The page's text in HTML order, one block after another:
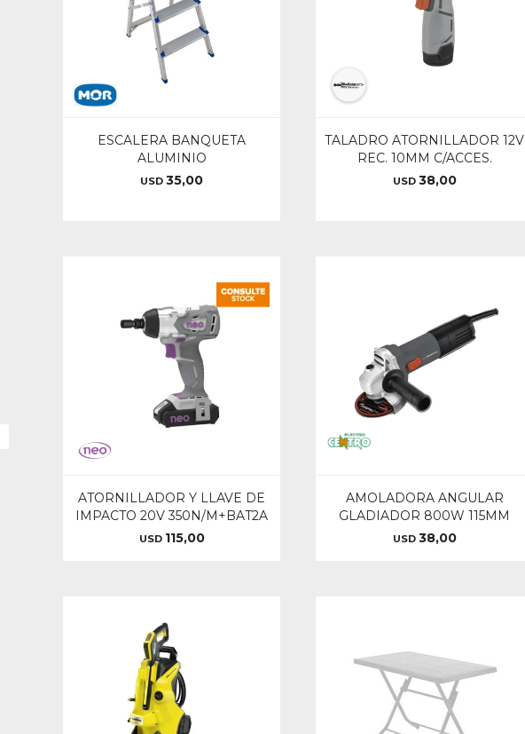
ESCALERA BANQUETA
ALUMINIO
USD 35,00
TALADRO ATORNILLADOR 12V
REC. 10MM C/ACCES.
USD 38,00
ATORNILLADOR Y LLAVE DE
IMPACTO 20V 350N/M+BAT2A
USD 115,00
AMOLADORA ANGULAR
GLADIADOR 800W 115MM
USD 38,00